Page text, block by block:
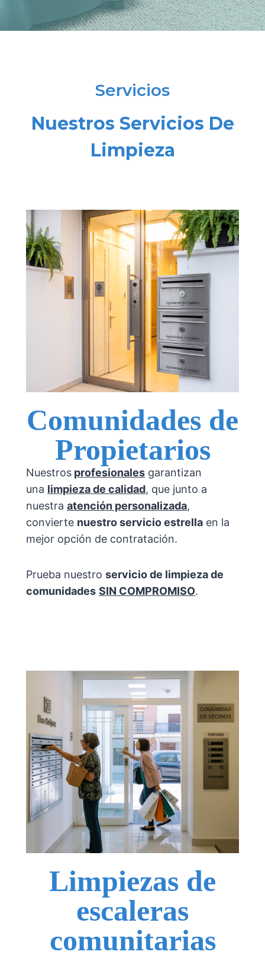
Servicios
Nuestros Servicios De
Limpieza
Comunidades de
Propietarios
Nuestros profesionales garantizan
una limpieza de calidad, que junto a
nuestra atención personalizada,
convierte nuestro servicio estrella en la
mejor opción de contratación.
Prueba nuestro servicio de limpieza de
comunidades SIN COMPROMISO.
Limpiezas de
escaleras
comunitarias